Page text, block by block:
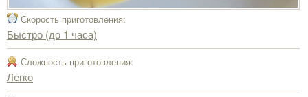
Скорость приготовления:
Быстро (до 1 часа)
Сложность приготовления:
Легко